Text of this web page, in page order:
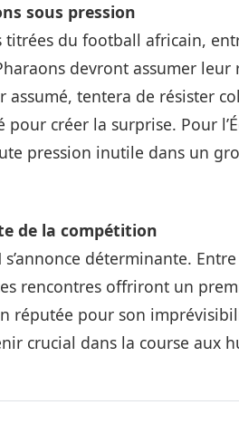
sous pression
titrées du football africain,
devront assumer
assumé, tentera de résister
créer la surprise. Pour
pression inutile dans un
de la compétition
déterminante.
rencontres offriront un
réputée pour son
crucial dans la course aux